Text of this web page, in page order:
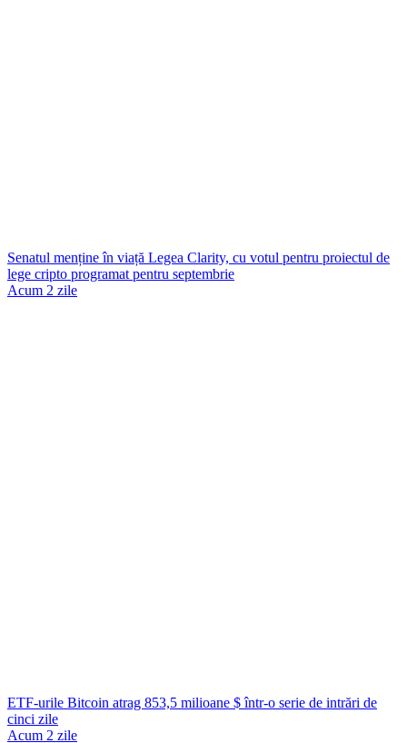
Senatul menține în viață Legea Clarity, cu votul pentru proiectul de
lege cripto programat pentru septembrie
Acum 2 zile
ETF-urile Bitcoin atrag 853,5 milioane $ într-o serie de intrări de
cinci zile
Acum 2 zile